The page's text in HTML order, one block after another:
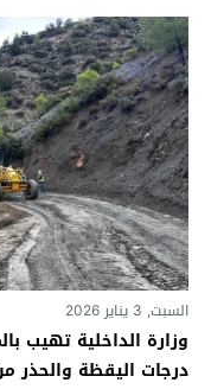
السبت, 3 يناير 2026
وزارة الداخلية تهيب
درجات اليقظة والحذر